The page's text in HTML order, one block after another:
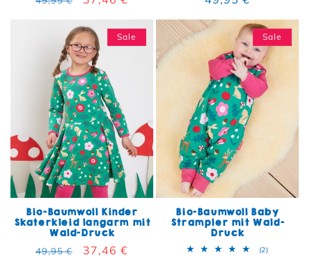
Sale
Bio-Baumwoll Kinder
Skaterkleid langarm mit
Wald-Druck
Normaler Preis
49,95 € Verkaufspreis
37,46 €
Sale
Bio-Baumwoll Baby
Strampler mit Wald-
Druck
(2)2